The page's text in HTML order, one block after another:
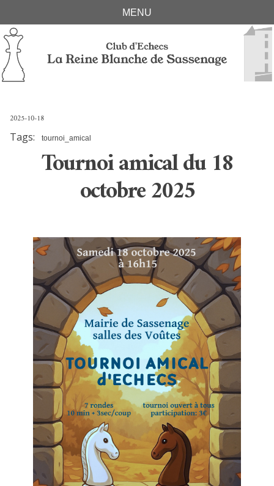
links
to
primary
navigation
to
content
to
footer
MENU
2025-10-18
Tags:
tournoi_amical
Tournoi amical du 18
octobre 2025